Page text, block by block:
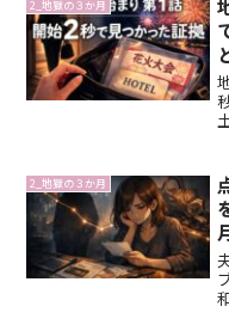
2_地獄の３か月
2_地獄の３か月